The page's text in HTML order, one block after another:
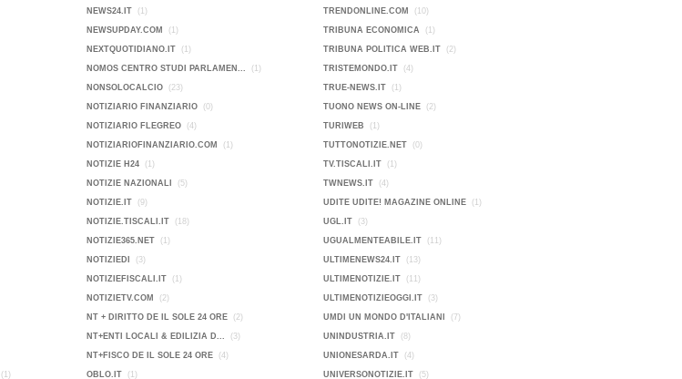
(1)
NEWS24.IT (1)
NEWSUPDAY.COM (1)
NEXTQUOTIDIANO.IT (1)
NOMOS CENTRO STUDI PARLAMEN... (1)
NONSOLOCALCIO (23)
NOTIZIARIO FINANZIARIO (0)
NOTIZIARIO FLEGREO (4)
NOTIZIARIOFINANZIARIO.COM (1)
NOTIZIE H24 (1)
NOTIZIE NAZIONALI (5)
NOTIZIE.IT (9)
NOTIZIE.TISCALI.IT (18)
NOTIZIE365.NET (1)
NOTIZIEDI (3)
NOTIZIEFISCALI.IT (1)
NOTIZIETV.COM (2)
NT + DIRITTO DE IL SOLE 24 ORE (2)
NT+ENTI LOCALI & EDILIZIA D... (3)
NT+FISCO DE IL SOLE 24 ORE (4)
OBLO.IT (1)
TRENDONLINE.COM (10)
TRIBUNA ECONOMICA (1)
TRIBUNA POLITICA WEB.IT (2)
TRISTEMONDO.IT (4)
TRUE-NEWS.IT (1)
TUONO NEWS ON-LINE (2)
TURIWEB (1)
TUTTONOTIZIE.NET (0)
TV.TISCALI.IT (1)
TWNEWS.IT (4)
UDITE UDITE! MAGAZINE ONLINE (1)
UGL.IT (3)
UGUALMENTEABILE.IT (11)
ULTIMENEWS24.IT (13)
ULTIMENOTIZIE.IT (11)
ULTIMENOTIZIEOGGI.IT (3)
UMDI UN MONDO D'ITALIANI (7)
UNINDUSTRIA.IT (8)
UNIONESARDA.IT (4)
UNIVERSONOTIZIE.IT (5)